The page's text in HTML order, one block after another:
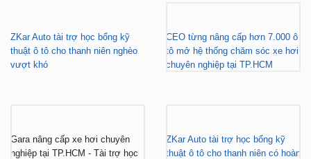
ZKar Auto tài trợ học bổng kỹ
thuật ô tô cho thanh niên nghèo
vượt khó
CEO từng nâng cấp hơn 7.000 ô
tô mở hệ thống chăm sóc xe hơi
chuyên nghiệp tại TP.HCM
Gara nâng cấp xe hơi chuyên
nghiệp tại TP.HCM - Tài trợ học
ZKar Auto tài trợ học bổng kỹ
thuật ô tô cho thanh niên có hoàn